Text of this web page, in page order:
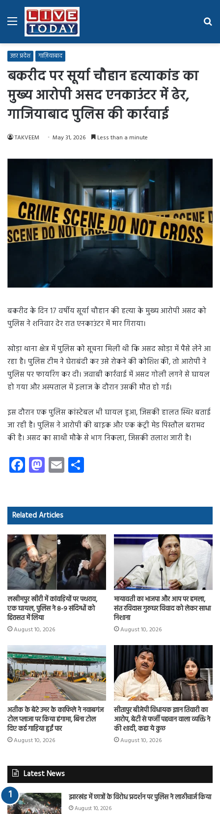
Menu
उत्तर प्रदेश गाज़ियाबाद
बकरीद पर सूर्या चौहान हत्याकांड का
मुख्य आरोपी असद एनकाउंटर में ढेर,
गाजियाबाद पुलिस की कार्रवाई
TAKVEEM May 31, 2026 Less than a minute
बकरीद के दिन 17 वर्षीय सूर्या चौहान की हत्या के मुख्य आरोपी असद को
पुलिस ने शनिवार देर रात एनकाउंटर में मार गिराया।
खोड़ा थाना क्षेत्र में पुलिस को सूचना मिली थी कि असद खोड़ा में पैसे लेने आ
रहा है। पुलिस टीम ने घेराबंदी कर उसे रोकने की कोशिश की, तो आरोपी ने
पुलिस पर फायरिंग कर दी। जवाबी कार्रवाई में असद गोली लगने से घायल
हो गया और अस्पताल में इलाज के दौरान उसकी मौत हो गई।
इस दौरान एक पुलिस कांस्टेबल भी घायल हुआ, जिसकी हालत स्थिर बताई
जा रही है। पुलिस ने आरोपी की बाइक और एक कंट्री मेड पिस्तौल बरामद
की है। असद का साथी मौके से भाग निकला, जिसकी तलाश जारी है।
Fa
ce
o
ok
M
as
d
o
n
E
m
Related Articles
लखीमपुर खीरी में कांवड़ियों पर पथराव,
एक घायल, पुलिस ने 8-9 संदिग्धों को
हिरासत में लिया
August 10, 2026
मायावती का भाजपा और आप पर हमला,
संत रविदास गुरुघर विवाद को लेकर साधा
निशाना
August 10, 2026
अतीक के बेटे उमर के काफिले ने नवाबगंज
टोल प्लाजा पर किया हंगामा, बिना टोल
दिए कई गाड़िया हुईं पार
August 10, 2026
सीतापुर बीजेपी विधायक ज्ञान तिवारी का
आरोप, बेटी से फर्जी पहचान वाला व्यक्ति ने
की शादी, कहा ये कुछ
August 10, 2026
Latest News
झारखंड में छात्रों के विरोध प्रदर्शन पर पुलिस ने लाठीचार्ज किया
August 10, 2026